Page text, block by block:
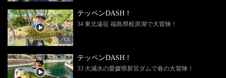
バス
テッペンDASH！
34 東北遠征 福島県桧原湖で大冒険！
テッペンDASH！
33 大減水の愛媛県新宮ダムで春の大冒険！